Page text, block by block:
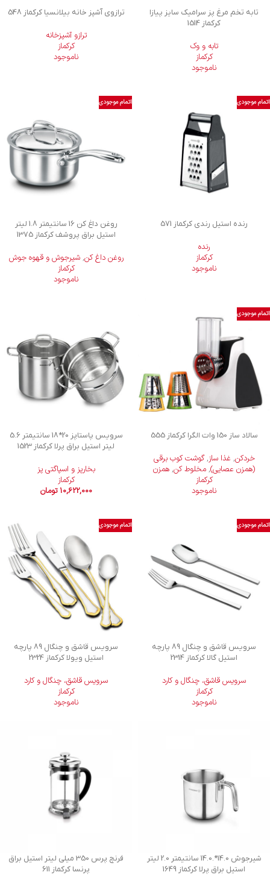
تابه تخم مرغ پز سرامیک سایز پیازا
کرکماز 1514
تابه و وک
کرکماز
ناموجود
ترازوی آشپز خانه بیلانسیا کرکماز 548
ترازو آشپزخانه
کرکماز
ناموجود
اتمام موجودی
رنده استیل رندي کرکماز 571
رنده
کرکماز
ناموجود
اتمام موجودی
روغن داغ كن 16 سانتیمتر 1.8 لیتر
استیل براق پروشف کرکماز 1375
روغن داغ کن,شیرجوش و قهوه جوش
کرکماز
ناموجود
اتمام موجودی
سالاد ساز 150 وات الگرا کرکماز 555
خردکن, غذا ساز,گوشت کوب برقی
(همزن عصایی), مخلوط کن, همزن
کرکماز
ناموجود
سرویس پاستاپز 20*18 سانتیمتر 5.6
لیتر استیل براق پرلا کرکماز 1523
بخارپز و اسپاگتی پز
کرکماز
10,622,000 تومان
اتمام موجودی
سرویس قاشق و چنگال 89 پارچه
استیل گالا کرکماز 2314
سرویس قاشق، چنگال و کارد
کرکماز
ناموجود
اتمام موجودی
سرویس قاشق و چنگال 89 پارچه
استیل ویولا کرکماز 2324
سرویس قاشق، چنگال و کارد
کرکماز
ناموجود
شیرجوش 14.0*.14.0 سانتیمتر 2.0 لیتر
استیل براق پرلا کرکماز 1649
فرنچ پرس 350 میلی لیتر استیل براق
پرنسا کرکماز 611